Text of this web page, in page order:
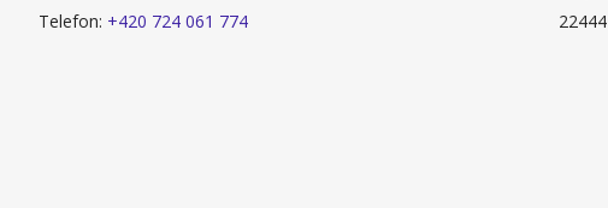
Telefon: +420 724 061 774
22444